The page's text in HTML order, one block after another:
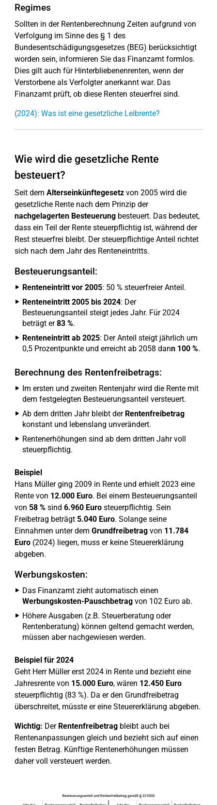
Regimes
Sollten in der Rentenberechnung Zeiten aufgrund von
Verfolgung im Sinne des § 1 des
Bundesentschädigungsgesetzes (BEG) berücksichtigt
worden sein, informieren Sie das Finanzamt formlos.
Dies gilt auch für Hinterbliebenenrenten, wenn der
Verstorbene als Verfolgter anerkannt war. Das
Finanzamt prüft, ob diese Renten steuerfrei sind.
(2024): Was ist eine gesetzliche Leibrente?
Wie wird die gesetzliche Rente
besteuert?
Seit dem Alterseinkünftegesetz von 2005 wird die
gesetzliche Rente nach dem Prinzip der
nachgelagerten Besteuerung besteuert. Das bedeutet,
dass ein Teil der Rente steuerpflichtig ist, während der
Rest steuerfrei bleibt. Der steuerpflichtige Anteil richtet
sich nach dem Jahr des Renteneintritts.
Besteuerungsanteil:
Renteneintritt vor 2005: 50 % steuerfreier Anteil.
Renteneintritt 2005 bis 2024: Der
Besteuerungsanteil steigt jedes Jahr. Für 2024
beträgt er83 %.
Renteneintritt ab 2025: Der Anteil steigt jährlich um
0,5 Prozentpunkte und erreicht ab 2058 dann 100 %.
Berechnung des Rentenfreibetrags:
Im ersten und zweiten Rentenjahr wird die Rente mit
dem festgelegten Besteuerungsanteil versteuert.
Ab dem dritten Jahr bleibt der Rentenfreibetrag
konstant und lebenslang unverändert.
Rentenerhöhungen sind ab dem dritten Jahr voll
steuerpflichtig.
Beispiel
Hans Müller ging 2009 in Rente und erhielt 2023 eine
Rente von 12.000 Euro. Bei einem Besteuerungsanteil
von 58 % sind 6.960 Euro steuerpflichtig. Sein
Freibetrag beträgt 5.040 Euro. Solange seine
Einnahmen unter dem Grundfreibetrag von 11.784
Euro (2024) liegen, muss er keine Steuererklärung
abgeben.
Werbungskosten:
Das Finanzamt zieht automatisch einen
Werbungskosten-Pauschbetrag von 102 Euro ab.
Höhere Ausgaben (z.B. Steuerberatung oder
Rentenberatung) können geltend gemacht werden,
müssen aber nachgewiesen werden.
Beispiel für 2024
Geht Herr Müller erst 2024 in Rente und bezieht eine
Jahresrente von 15.000 Euro, wären 12.450 Euro
steuerpflichtig (83 %). Da er den Grundfreibetrag
überschreitet, müsste er eine Steuererklärung abgeben.
Wichtig: Der Rentenfreibetrag bleibt auch bei
Rentenanpassungen gleich und bezieht sich auf einen
festen Betrag. Künftige Rentenerhöhungen müssen
daher voll versteuert werden.